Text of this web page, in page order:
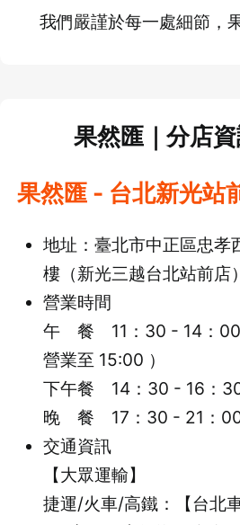
我們嚴謹於每一處細節，
果然匯｜分店
果然匯 - 台北新光站
地址：臺北市中正區忠孝
樓（新光三越台北站前店）
營業時間
午 餐 11：30 - 14：00
營業至 15:00 ）
下午餐 14：30 - 16：30
晚 餐 17：30 - 21：
交通資訊
【大眾運輸】
捷運/火車/高鐵：【台北